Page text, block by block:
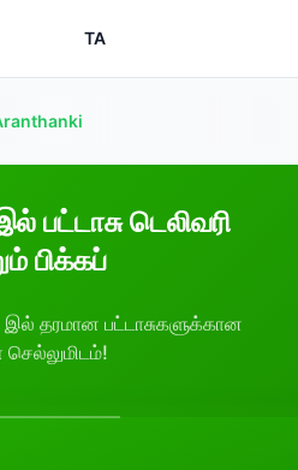
TA
பட்டாசு டெலிவரி
பிக்கப்
இல் தரமான பட்டாசுகளுக்கான